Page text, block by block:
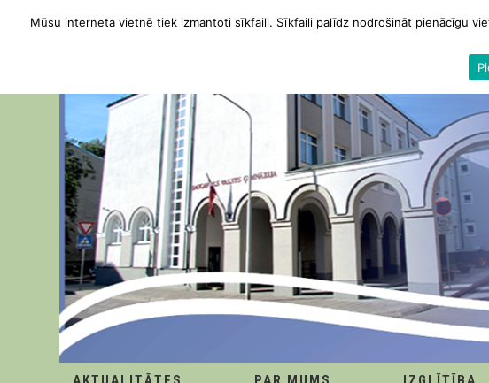
Mūsu interneta vietnē tiek izmantoti sīkfaili. Sīkfaili palīdz nodrošināt pienācīgu